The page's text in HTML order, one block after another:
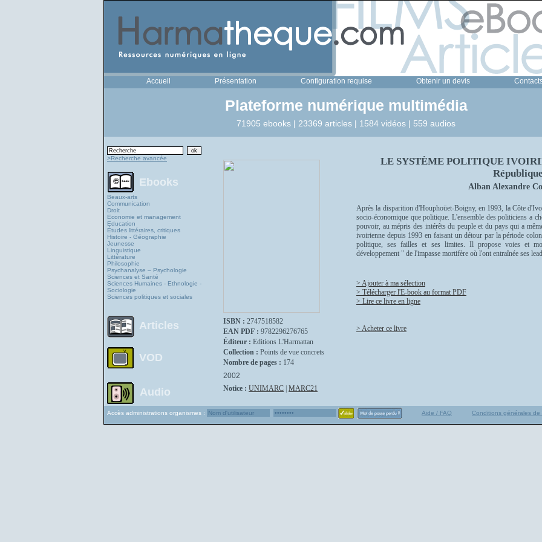
Accueil Présentation Configuration requise Obtenir un devis
Plateforme numérique multimédia
71905 ebooks | 23369 articles | 1584 vidéos | 559 audios
>Recherche avancée
Ebooks
Beaux-arts
Communication
Droit
Economie et management
Education
Études littéraires, critiques
Histoire - Géographie
Jeunesse
Linguistique
Littérature
Philosophie
Psychanalyse – Psychologie
Sciences et Santé
Sciences Humaines - Ethnologie -
Sociologie
Sciences politiques et sociales
Articles
VOD
Audio
ISBN : 2747518582
EAN PDF : 9782296276765
Éditeur : Editions L'Harmattan
Collection : Points de vue concrets
Nombre de pages : 174
2002
Notice : UNIMARC MARC21
LE SYSTÈME POLITIQUE
République
Alban Alexandre
Après la disparition d'Houphoüet-Boigny, en 1993, la Côte
socio-économique que politique. L'ensemble des politiciens a
pouvoir, au mépris des intérêts du peuple et du pays qui a
ivoirienne depuis 1993 en faisant un détour par la période
politique, ses failles et ses limites. Il propose voies et
développement " de l'impasse mortifère où l'ont entraînée ses
> Ajouter à ma sélection
> Télécharger l'E-book au format PDF
> Lire ce livre en ligne
> Acheter ce livre
Accès administrations organismes : Aide / FAQ Conditions générales de